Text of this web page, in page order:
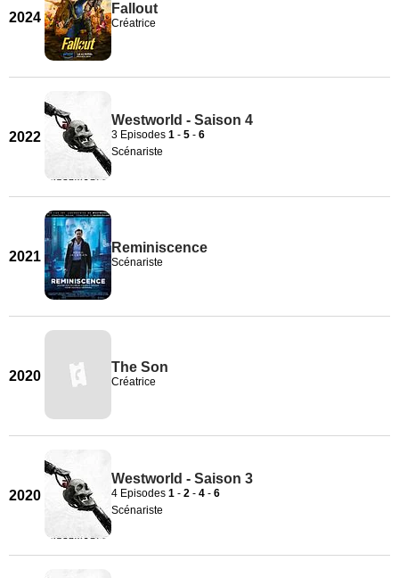
2024
Fallout
Créatrice
2022
Westworld - Saison 4
3 Episodes 1 - 5 - 6
Scénariste
2021
Reminiscence
Scénariste
2020
The Son
Créatrice
2020
Westworld - Saison 3
4 Episodes 1 - 2 - 4 - 6
Scénariste